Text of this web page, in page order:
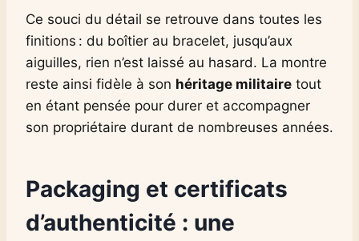
Ce souci du détail se retrouve dans toutes les
finitions : du boîtier au bracelet, jusqu’aux
aiguilles, rien n’est laissé au hasard. La montre
reste ainsi fidèle à son héritage militaire tout
en étant pensée pour durer et accompagner
son propriétaire durant de nombreuses années.
Packaging et certificats
d’authenticité : une